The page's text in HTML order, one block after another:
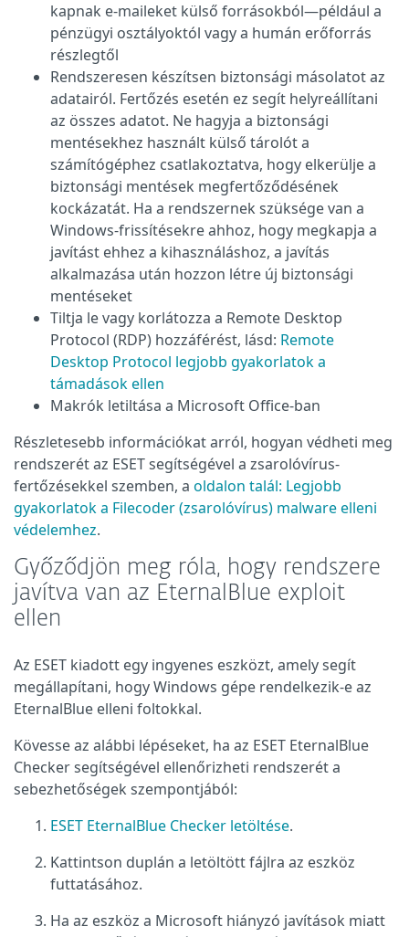
kapnak e-maileket külső forrásokból—például a
pénzügyi osztályoktól vagy a humán erőforrás
részlegtől
Rendszeresen készítsen biztonsági másolatot az
adatairól. Fertőzés esetén ez segít helyreállítani
az összes adatot. Ne hagyja a biztonsági
mentésekhez használt külső tárolót a
számítógéphez csatlakoztatva, hogy elkerülje a
biztonsági mentések megfertőződésének
kockázatát. Ha a rendszernek szüksége van a
Windows-frissítésekre ahhoz, hogy megkapja a
javítást ehhez a kihasználáshoz, a javítás
alkalmazása után hozzon létre új biztonsági
mentéseket
Tiltja le vagy korlátozza a Remote Desktop
Protocol (RDP) hozzáférést, lásd: Remote
Desktop Protocol legjobb gyakorlatok a
támadások ellen
Makrók letiltása a Microsoft Office-ban
Részletesebb információkat arról, hogyan védheti meg
rendszerét az ESET segítségével a zsarolóvírus-
fertőzésekkel szemben, a oldalon talál: Legjobb
gyakorlatok a Filecoder (zsarolóvírus) malware elleni
védelemhez.
Győződjön meg róla, hogy rendszere
javítva van az EternalBlue exploit
ellen
Az ESET kiadott egy ingyenes eszközt, amely segít
megállapítani, hogy Windows gépe rendelkezik-e az
EternalBlue elleni foltokkal.
Kövesse az alábbi lépéseket, ha az ESET EternalBlue
Checker segítségével ellenőrizheti rendszerét a
sebezhetőségek szempontjából:
ESET EternalBlue Checker letöltése.
Kattintson duplán a letöltött fájlra az eszköz
futtatásához.
Ha az eszköz a Microsoft hiányzó javítások miatt